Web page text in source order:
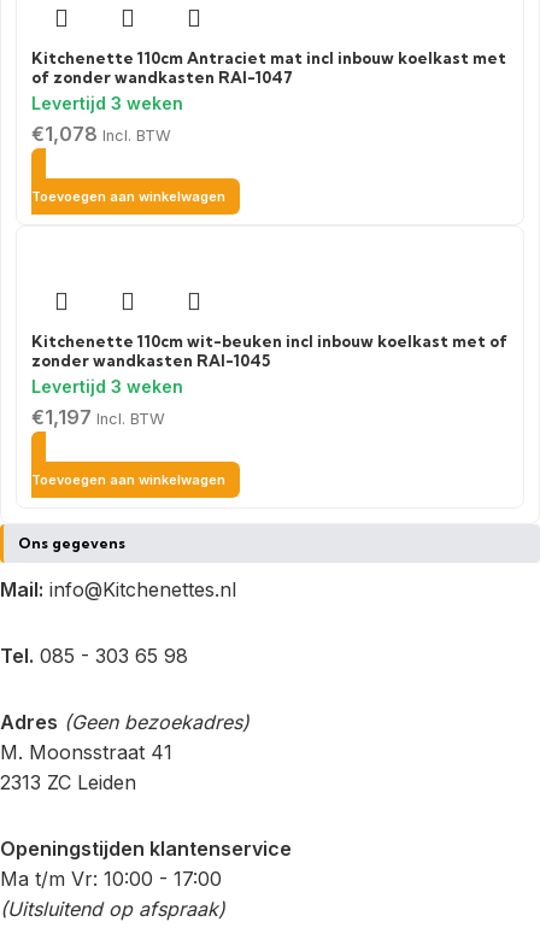
Kitchenette 110cm Antraciet mat incl inbouw koelkast met
of zonder wandkasten RAI-1047
€1,078 Incl. BTW
Toevoegen aan winkelwagen
Kitchenette 110cm wit-beuken incl inbouw koelkast met of
zonder wandkasten RAI-1045
€1,197 Incl. BTW
Toevoegen aan winkelwagen
Ons gegevens
Mail: info@Kitchenettes.nl
Tel. 085 - 303 65 98
Adres (Geen bezoekadres)
M. Moonsstraat 41
2313 ZC Leiden
Openingstijden klantenservice
Ma t/m Vr: 10:00 - 17:00
(Uitsluitend op afspraak)